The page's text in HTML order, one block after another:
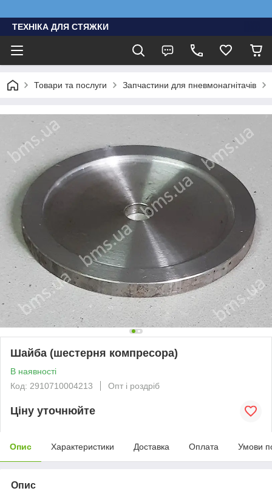
ТЕХНІКА ДЛЯ СТЯЖКИ
Товари та послуги Запчастини для пневмонагнітачів
Шайба (шестерня компресора)
В наявності
Код: 2910710004213
Опт і роздріб
Ціну уточнюйте
Опис Характеристики Доставка Оплата Умови
Опис